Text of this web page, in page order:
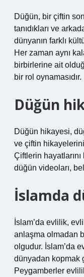
Düğün, bir çiftin
tanıdıkları ve
dünyanın farklı
Her zaman aynı
birbirlerine ait
bir rol oynamasıdır.
Düğün
Düğün hikayesi,
ve çiftin
Çiftlerin hayatlarını
düğün videoları,
İslamda
İslam’da evlilik,
anlaşma olmadan
olgudur. İslam’da
dünyadan kopmak
Peygamberler